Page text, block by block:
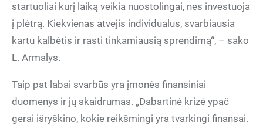
startuoliai kurį laiką veikia nuostolingai, nes investuoja
į plėtrą. Kiekvienas atvejis individualus, svarbiausia
kartu kalbėtis ir rasti tinkamiausią sprendimą“, – sako
L. Armalys.
Taip pat labai svarbūs yra įmonės finansiniai
duomenys ir jų skaidrumas. „Dabartinė krizė ypač
gerai išryškino, kokie reikšmingi yra tvarkingi finansai.